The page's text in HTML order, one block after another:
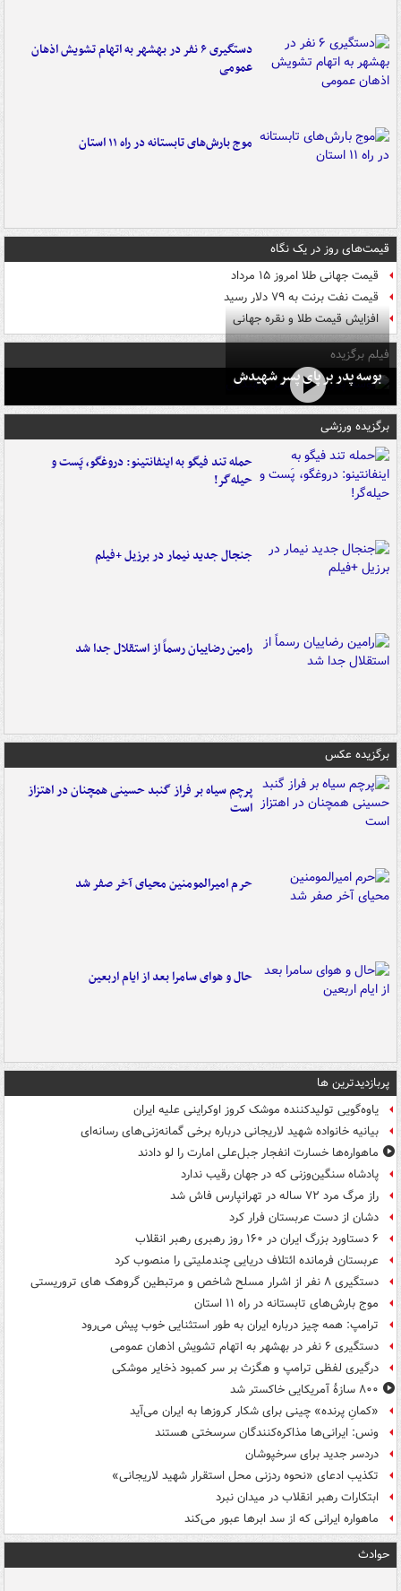
دستگیری ۶ نفر در بهشهر به اتهام تشویش اذهان
عمومی
موج بارش‌های تابستانه در راه ۱۱ استان
قیمت‌های روز در یک نگاه
قیمت جهانی طلا امروز ۱۵ مرداد
قیمت نفت برنت به ۷۹ دلار رسید
افزایش قیمت طلا و نقره جهانی
فیلم برگزیده
بوسه‌ پدر بر پای پسر شهیدش
برگزیده ورزشی
حمله تند فیگو به اینفانتینو: دروغگو، پَست‌ و
حیله‌گر!
جنجال جدید نیمار در برزیل +فیلم
رامین رضاییان رسماً از استقلال جدا شد
برگزیده عکس
پرچم سیاه بر فراز گنبد حسینی همچنان در اهتزاز
است
حرم امیرالمومنین محیای آخر صفر شد
حال و هوای سامرا بعد از ایام اربعین
پربازدیدترین ها
یاوه‌گویی تولیدکننده موشک کروز اوکراینی علیه ایران
بیانیه خانواده شهید لاریجانی درباره برخی گمانه‌زنی‌های رسانه‌ای
ماهواره‌ها خسارت انفجار جبل‌علی امارت را لو دادند
پادشاه سنگین‌وزنی که در جهان رقیب ندارد
راز مرگ مرد ۷۲ ساله در تهرانپارس فاش شد
دشان از دست عربستان فرار کرد
۶ دستاورد بزرگ ایران در ۱۶۰ روز رهبری رهبر انقلاب
عربستان فرمانده ائتلاف دریایی چندملیتی را منصوب کرد
دستگیری ۸ نفر از اشرار مسلح شاخص و مرتبطین گروهک های تروریستی
موج بارش‌های تابستانه در راه ۱۱ استان
ترامپ: همه چیز درباره ایران به طور استثنایی خوب پیش می‌رود
دستگیری ۶ نفر در بهشهر به اتهام تشویش اذهان عمومی
درگیری لفظی ترامپ و هگزث بر سر کمبود ذخایر موشکی
۸۰۰ سازۀ آمریکایی خاکستر شد
«کمانِ پرنده» چینی برای شکار کروزها به ایران می‌آید
ونس: ایرانی‌ها مذاکره‌کنندگان سرسختی هستند
دردسر جدید برای سرخپوشان
تکذیب ادعای «نحوه ردزنی محل استقرار شهید لاریجانی»
ابتکارات رهبر انقلاب در میدان نبرد
ماهواره ایرانی که از سد ابرها عبور می‌کند
حوادث